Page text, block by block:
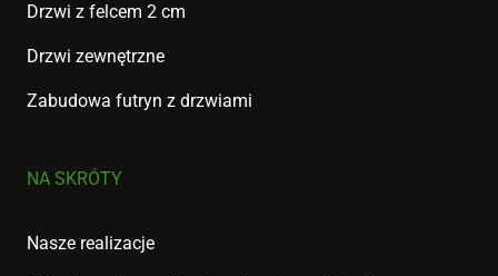
Drzwi z felcem 2 cm
Drzwi zewnętrzne
Zabudowa futryn z drzwiami
NA SKRÓTY
Nasze realizacje